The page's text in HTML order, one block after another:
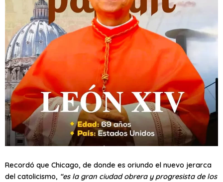
Recordó que Chicago, de donde es oriundo el nuevo jerarca
del catolicismo, “es la gran ciudad obrera y progresista de los